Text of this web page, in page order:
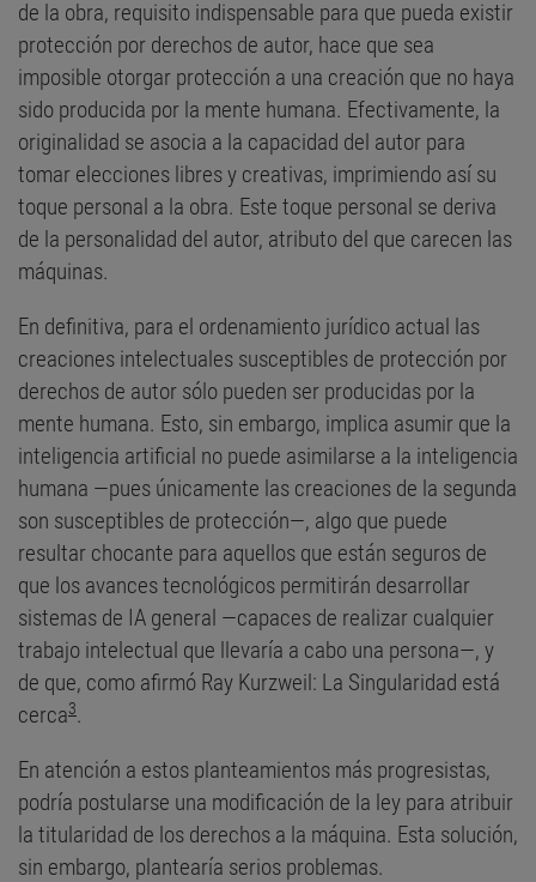
de la obra, requisito indispensable para que pueda existir
protección por derechos de autor, hace que sea
imposible otorgar protección a una creación que no haya
sido producida por la mente humana. Efectivamente, la
originalidad se asocia a la capacidad del autor para
tomar elecciones libres y creativas, imprimiendo así su
toque personal a la obra. Este toque personal se deriva
de la personalidad del autor, atributo del que carecen las
máquinas.
En definitiva, para el ordenamiento jurídico actual las
creaciones intelectuales susceptibles de protección por
derechos de autor sólo pueden ser producidas por la
mente humana. Esto, sin embargo, implica asumir que la
inteligencia artificial no puede asimilarse a la inteligencia
humana —pues únicamente las creaciones de la segunda
son susceptibles de protección—, algo que puede
resultar chocante para aquellos que están seguros de
que los avances tecnológicos permitirán desarrollar
sistemas de IA general —capaces de realizar cualquier
trabajo intelectual que llevaría a cabo una persona—, y
de que, como afirmó Ray Kurzweil: La Singularidad está
cerca3.
En atención a estos planteamientos más progresistas,
podría postularse una modificación de la ley para atribuir
la titularidad de los derechos a la máquina. Esta solución,
sin embargo, plantearía serios problemas.